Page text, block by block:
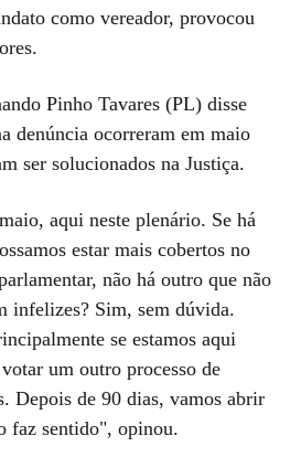
como vereador, provocou
Pinho Tavares (PL) disse
denúncia ocorreram em maio
ser solucionados na Justiça.
aqui neste plenário. Se há
estar mais cobertos no
não há outro que não
infelizes? Sim, sem dúvida.
se estamos aqui
um outro processo de
Depois de 90 dias, vamos abrir
faz sentido", opinou.